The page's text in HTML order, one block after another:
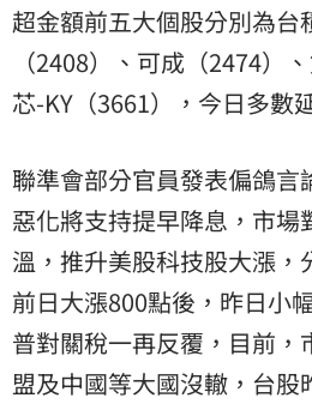
超金額前五大個股分別為台
（2408）、可成（2474）
芯-KY（3661），今日多數
聯準會部分官員發表偏鴿言
惡化將支持提早降息，市場
溫，推升美股科技股大漲，
前日大漲800點後，昨日小
普對關稅一再反覆，目前，
盟及中國等大國沒轍，台股